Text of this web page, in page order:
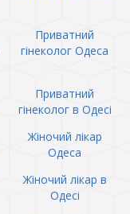
Приватний
гінеколог Одеса
Приватний
гінеколог в Одесі
Жіночий лікар
Одеса
Жіночий лікар в
Одесі